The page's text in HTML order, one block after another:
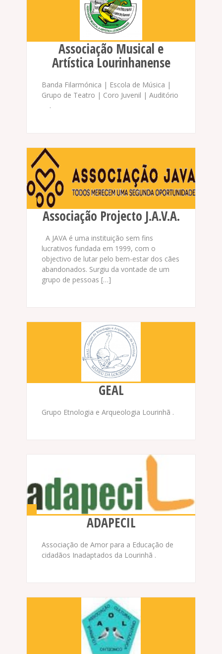
Associação Musical e
Artística Lourinhanense
Banda Filarmónica | Escola de Música |
Grupo de Teatro | Coro Juvenil | Auditório
.
Associação Projecto J.A.V.A.
A JAVA é uma instituição sem fins
lucrativos fundada em 1999, com o
objectivo de lutar pelo bem-estar dos cães
abandonados. Surgiu da vontade de um
grupo de pessoas […]
GEAL
Grupo Etnologia e Arqueologia Lourinhã .
ADAPECIL
Associação de Amor para a Educação de
cidadãos Inadaptados da Lourinhã .